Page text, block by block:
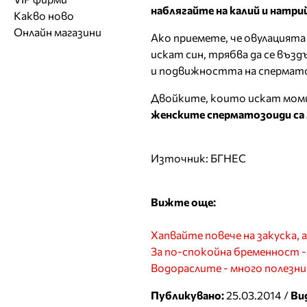
наблягайте на калий и
Ако приемете, че
искат син, трябва да се
и подвижността на
Двойките, които искат
женските сперматозоиди
Източник: БГНЕС
Вижте още:
Хапвайте повече на закуска,
За по-спокойна бременност
Водораслите - много
Публикувано:25.03.2014 /
Модни дизайнери
Бутици
Обувки
Други аксесоари
Солариуми
Фитнес и здраве
Работа на ишлеме
CAD/CAM услуги
Модни списания
Сватбени агенции
Магазини за обувки
Магазини за aксесоари
Какво ново
Онлайн магазини